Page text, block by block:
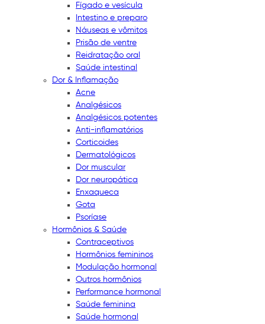
Fígado e vesícula
Intestino e preparo
Náuseas e vômitos
Prisão de ventre
Reidratação oral
Saúde intestinal
Dor & Inflamação
Acne
Analgésicos
Analgésicos potentes
Anti-inflamatórios
Corticoides
Dermatológicos
Dor muscular
Dor neuropática
Enxaqueca
Gota
Psoríase
Hormônios & Saúde
Contraceptivos
Hormônios femininos
Modulação hormonal
Outros hormônios
Performance hormonal
Saúde feminina
Saúde hormonal